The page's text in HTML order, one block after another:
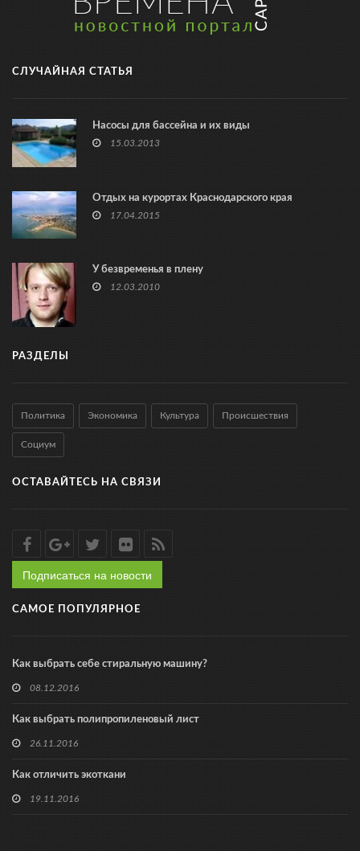
СЛУЧАЙНАЯ СТАТЬЯ
Насосы для бассейна и их виды
15.03.2013
Отдых на курортах Краснодарского края
17.04.2015
У безвременья в плену
12.03.2010
РАЗДЕЛЫ
Политика Экономика Культура Происшествия
Социум
ОСТАВАЙТЕСЬ НА СВЯЗИ
Подписаться на новости
САМОЕ ПОПУЛЯРНОЕ
Как выбрать себе стиральную машину?
08.12.2016
Как выбрать полипропиленовый лист
26.11.2016
Как отличить экоткани
19.11.2016